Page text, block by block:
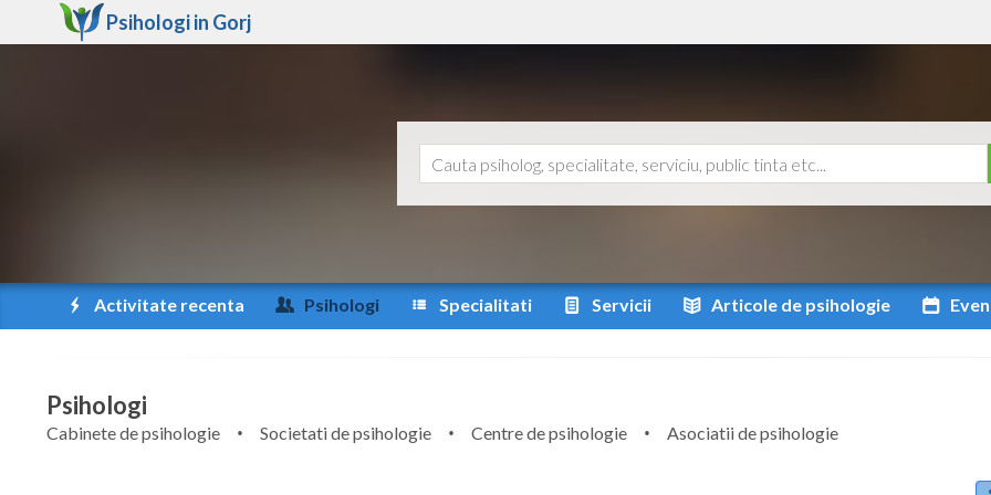
Psihologi in Gorj
Activitate recenta Psihologi Specialitati Servicii Articole de psihologie
Psihologi
Cabinete de psihologie Societati de psihologie Centre de psihologie
Asociatii de psihologie